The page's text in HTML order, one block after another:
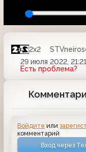
2x2
29 июля 2022, 21:21
Есть проблема?
Войдите или
комментарий
Вход через